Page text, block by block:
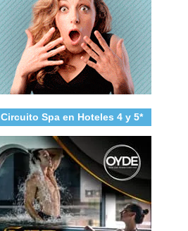
Circuito Spa en Hoteles 4 y 5*